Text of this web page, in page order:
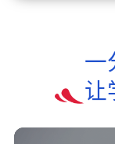
一
让